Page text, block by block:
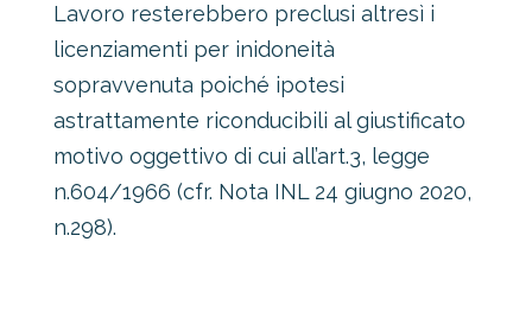
Lavoro resterebbero preclusi altresì i
licenziamenti per inidoneità
sopravvenuta poiché ipotesi
astrattamente riconducibili al giustificato
motivo oggettivo di cui all’art.3, legge
n.604/1966 (cfr. Nota INL 24 giugno 2020,
n.298).